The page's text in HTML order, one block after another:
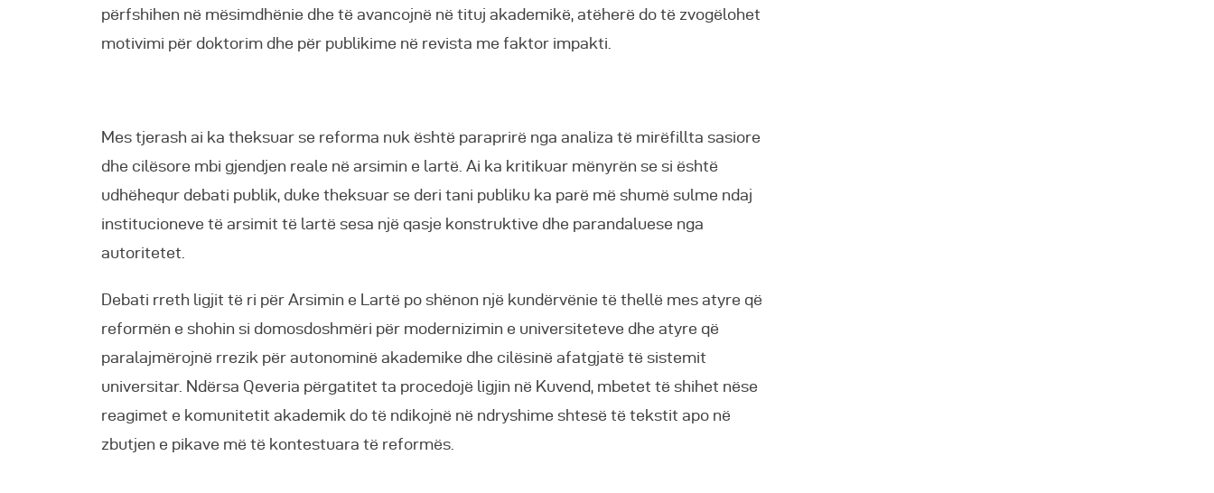
përfshihen në mësimdhënie dhe të avancojnë në tituj akademikë, atëherë do të zvogëlohet
motivimi për doktorim dhe për publikime në revista me faktor impakti.
Mes tjerash ai ka theksuar se reforma nuk është paraprirë nga analiza të mirëfillta sasiore
dhe cilësore mbi gjendjen reale në arsimin e lartë. Ai ka kritikuar mënyrën se si është
udhëhequr debati publik, duke theksuar se deri tani publiku ka parë më shumë sulme ndaj
institucioneve të arsimit të lartë sesa një qasje konstruktive dhe parandaluese nga
autoritetet.
Debati rreth ligjit të ri për Arsimin e Lartë po shënon një kundërvënie të thellë mes atyre që
reformën e shohin si domosdoshmëri për modernizimin e universiteteve dhe atyre që
paralajmërojnë rrezik për autonominë akademike dhe cilësinë afatgjatë të sistemit
universitar. Ndërsa Qeveria përgatitet ta procedojë ligjin në Kuvend, mbetet të shihet nëse
reagimet e komunitetit akademik do të ndikojnë në ndryshime shtesë të tekstit apo në
zbutjen e pikave më të kontestuara të reformës.